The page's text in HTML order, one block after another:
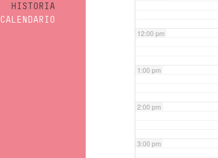
HISTORIA
CALENDARIO
12:00 pm
1:00 pm
2:00 pm
3:00 pm